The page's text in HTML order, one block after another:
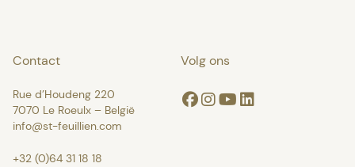
Contact
Rue d’Houdeng 220
7070 Le Roeulx – België
info@st-feuillien.com
+32 (0)64 31 18 18
Volg ons
Facebook
Instagram
YoutubeLinkedin